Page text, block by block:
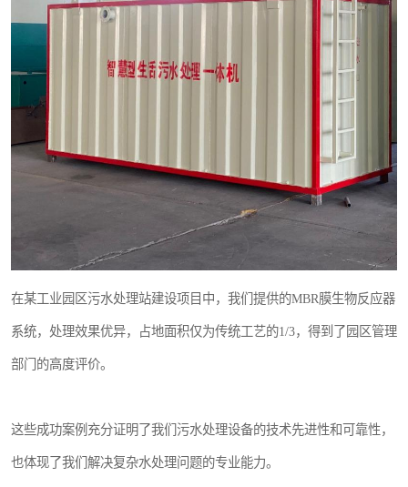
在某工业园区污水处理站建设项目中，我们提供的MBR膜生物反应器
系统，处理效果优异，占地面积仅为传统工艺的1/3，得到了园区管理
部门的高度评价。
这些成功案例充分证明了我们污水处理设备的技术先进性和可靠性，
也体现了我们解决复杂水处理问题的专业能力。